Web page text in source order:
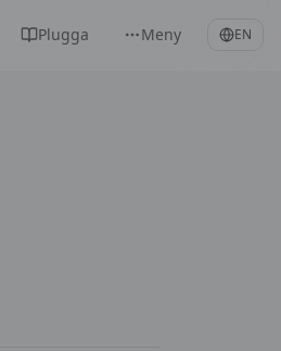
Plugga Meny EN